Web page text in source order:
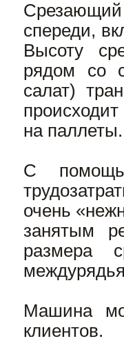
спереди,
Высоту
рядом со
салат)
на паллеты.
С
очень
занятым
размера
Машина
клиентов.